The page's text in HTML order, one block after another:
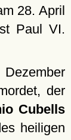
28. April
Paul VI.
der
Cubells
heiligen